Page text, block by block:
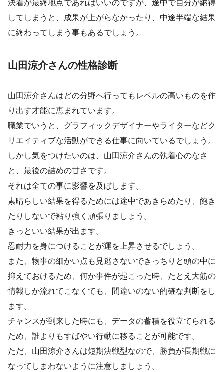
決着が最終地点であればいいのですが、途中で自分が納得
してしまうと、成果が上がらなかったり、中途半端な結果
に終わってしまう事もあるでしょう。
山田涼介さんの性格診断
山田涼介さんはどの分野へ行ってもレベルの高いものを作
り出す才能に恵まれています。
職業でいうと、グラフィックデザイナーやライターなどク
リエイティブな活動ができる仕事に向いているでしょう。
しかし気をつけたいのは、山田涼介さんの執着心のなさ
と、最後の詰めの甘さです。
それは全ての事に影響を及ぼします。
素晴らしい結果を得るためには途中であきらめたり、飽き
たりしないで粘り強く頑張りましょう。
きっといい結果が出ます。
忍耐力を身につけることが運を上昇させるでしょう。
また、物事の細かい点も見逃さないできっちりと頭の中に
抑えておけるため、何か事件が起こった時、たとえ大筋の
情報しか流れてこなくても、間違いのない的確な判断をし
ます。
チャンスが到来した時にも、データの蓄積を役立てられる
ため、誰よりもすばやい行動に移ることが可能です。
ただ、山田涼介さんは短期決戦型なので、勝負が長期戦に
なってしまわないように注意しましょう。